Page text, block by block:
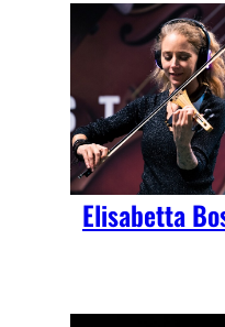
Elisabetta